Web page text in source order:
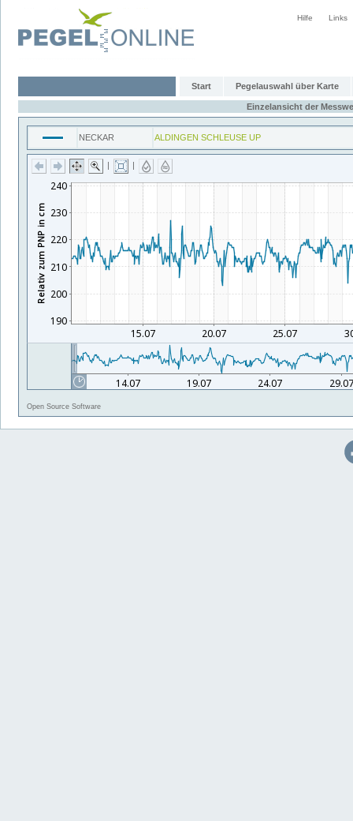
Hilfe Links
Start Pegelauswahl über Karte
Einzelansicht der
NECKAR ALDINGEN SCHLEUSE UP
| |
Open Source Software